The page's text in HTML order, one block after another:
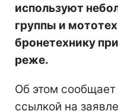
используют
группы и
бронетехнику
реже.
Об этом сообщает
ссылкой на